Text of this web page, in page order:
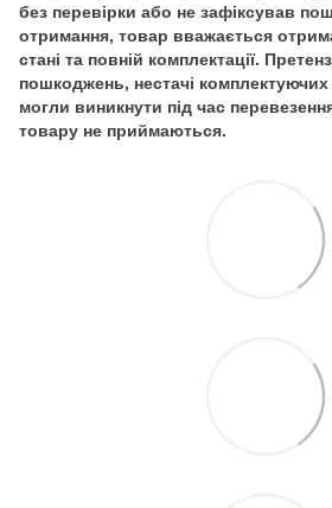
без перевірки або не зафіксував
отримання, товар вважається
стані та повній комплектації.
пошкоджень, нестачі
могли виникнути під час
товару не приймаються.